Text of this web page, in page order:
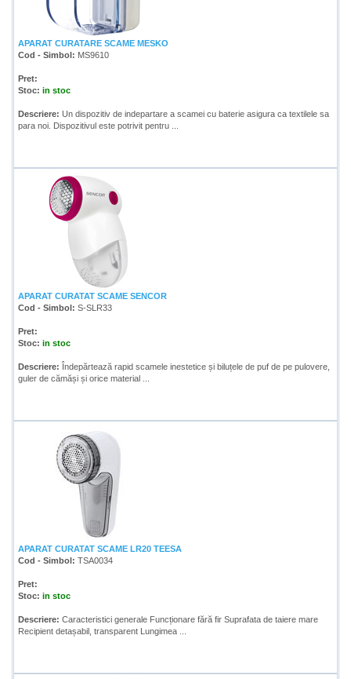
APARAT CURATARE SCAME MESKO
Cod - Simbol: MS9610
Pret:
Stoc: in stoc
Descriere: Un dispozitiv de indepartare a scamei cu baterie asigura ca textilele sa
para noi. Dispozitivul este potrivit pentru ...
APARAT CURATAT SCAME SENCOR
Cod - Simbol: S-SLR33
Pret:
Stoc: in stoc
Descriere: Îndepărtează rapid scamele inestetice și biluțele de puf de pe pulovere,
guler de cămăși și orice material ...
APARAT CURATAT SCAME LR20 TEESA
Cod - Simbol: TSA0034
Pret:
Stoc: in stoc
Descriere: Caracteristici generale Funcționare fără fir Suprafata de taiere mare
Recipient detașabil, transparent Lungimea ...